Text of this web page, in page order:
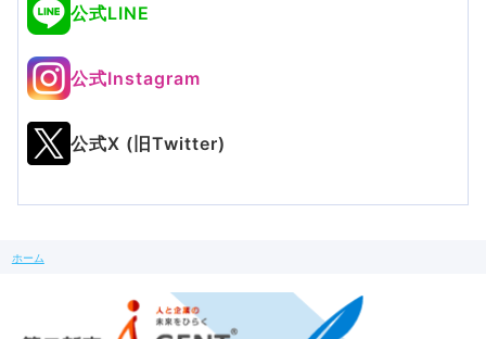
公式LINE
公式Instagram
公式X (旧Twitter)
ホーム